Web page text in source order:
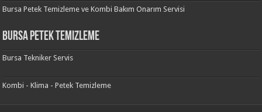
Bursa Petek Temizleme ve Kombi Bakım Onarım Servisi
Bursa Petek Temizleme
Bursa Tekniker Servis
Kombi - Klima - Petek Temizleme